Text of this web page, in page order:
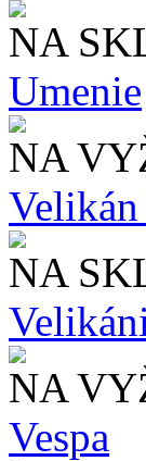
NA
Umenie
NA
NA
NA
Vespa